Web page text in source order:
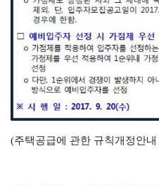
(주택공급에 관한 규칙개정안내